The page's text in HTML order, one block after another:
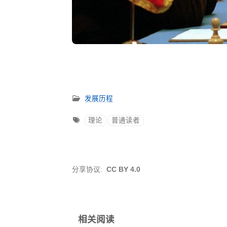
发展历程
理论 普通读者
分享协议: CC BY 4.0
相关阅读